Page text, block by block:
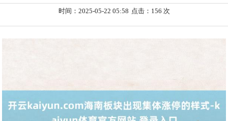
时间：2025-05-22 05:58 点击：156 次